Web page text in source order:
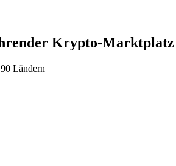
Krypto-Marktplatz
Ländern